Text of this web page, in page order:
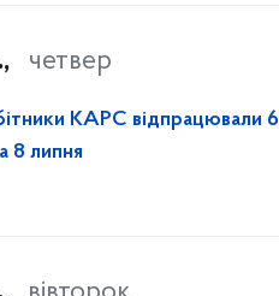
четвер
КАРС відпрацювали 6
8 липня